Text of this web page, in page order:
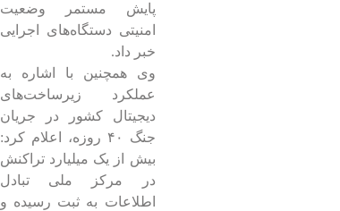
پایش مستمر وضعیت
امنیتی دستگاه‌های اجرایی
خبر داد.
وی همچنین با اشاره به
عملکرد زیرساخت‌های
دیجیتال کشور در جریان
جنگ ۴۰ روزه، اعلام کرد:
بیش از یک میلیارد تراکنش
در مرکز ملی تبادل
اطلاعات به ثبت رسیده و